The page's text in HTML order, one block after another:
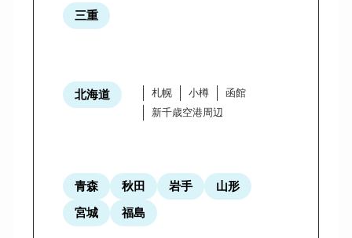
三重
北海道 札幌 小樽
函館
新千歳空港周辺
青森 秋田 岩手
山形
宮城
福島